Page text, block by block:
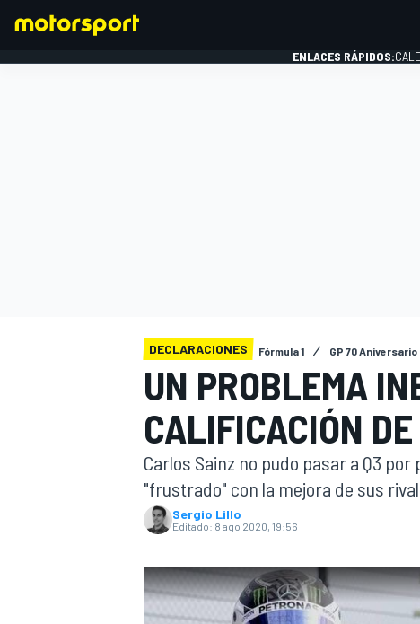
INDYCAR
ENLACES RÁPIDOS:
DECLARACIONES Fórmula 1 GP 70 Aniversario
UN PROBLEMA
CALIFICACIÓN
Carlos Sainz no pudo pasar a Q3
"frustrado" con la mejora de sus
Sergio Lillo
Editado: 8 ago 2020, 19:56